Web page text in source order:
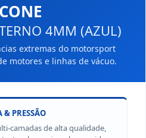
4MM (AZUL)
extremas do motorsport
motores e linhas de vácuo.
& PRESSÃO
camadas de alta qualidade,